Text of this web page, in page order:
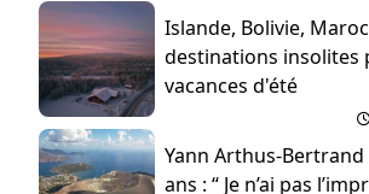
Islande, Bolivie,
destinations insolites
vacances d'été
Yann Arthus-Bertrand
ans : “ Je n’ai pas